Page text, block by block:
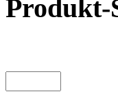
Produkt-